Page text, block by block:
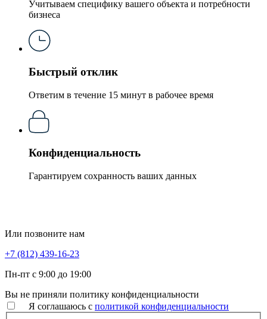
Учитываем специфику вашего объекта и потребности
бизнеса
Быстрый отклик
Ответим в течение 15 минут в рабочее время
Конфиденциальность
Гарантируем сохранность ваших данных
Или позвоните нам
+7 (812) 439-16-23
Пн-пт с 9:00 до 19:00
Вы не приняли политику конфиденциальности
Я соглашаюсь с политикой конфиденциальности